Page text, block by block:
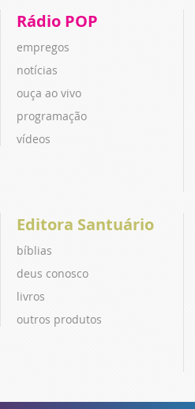
Rádio POP
empregos
notícias
ouça ao vivo
programação
vídeos
Editora Santuário
bíblias
deus conosco
livros
outros produtos